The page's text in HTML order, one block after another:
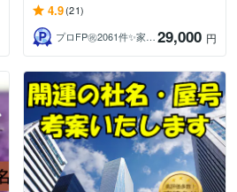
4.9(21)
プロFP㊗️2061件✨家計コンサル相談 29,000 円